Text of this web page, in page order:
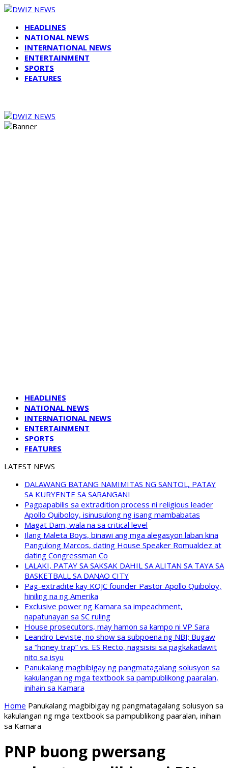
HEADLINES
NATIONAL NEWS
INTERNATIONAL NEWS
ENTERTAINMENT
SPORTS
FEATURES
HEADLINES
NATIONAL NEWS
INTERNATIONAL NEWS
ENTERTAINMENT
SPORTS
FEATURES
LATEST NEWS
DALAWANG BATANG NAMIMITAS NG SANTOL, PATAY
SA KURYENTE SA SARANGANI
Pagpapabilis sa extradition process ni religious leader
Apollo Quiboloy, isinusulong ng isang mambabatas
Magat Dam, wala na sa critical level
Ilang Maleta Boys, binawi ang mga alegasyon laban kina
Pangulong Marcos, dating House Speaker Romualdez at
dating Congressman Co
LALAKI, PATAY SA SAKSAK DAHIL SA ALITAN SA TAYA SA
BASKETBALL SA DANAO CITY
Pag-extradite kay KOJC founder Pastor Apollo Quiboloy,
hiniling na ng Amerika
Exclusive power ng Kamara sa impeachment,
napatunayan sa SC ruling
House prosecutors, may hamon sa kampo ni VP Sara
Leandro Leviste, no show sa subpoena ng NBI; Bugaw
sa “honey trap” vs. ES Recto, nagsisisi sa pagkakadawit
nito sa isyu
Panukalang magbibigay ng pangmatagalang solusyon sa
kakulangan ng mga textbook sa pampublikong paaralan,
inihain sa Kamara
Home Panukalang magbibigay ng pangmatagalang solusyon sa
kakulangan ng mga textbook sa pampublikong paaralan, inihain
sa Kamara
PNP buong pwersang